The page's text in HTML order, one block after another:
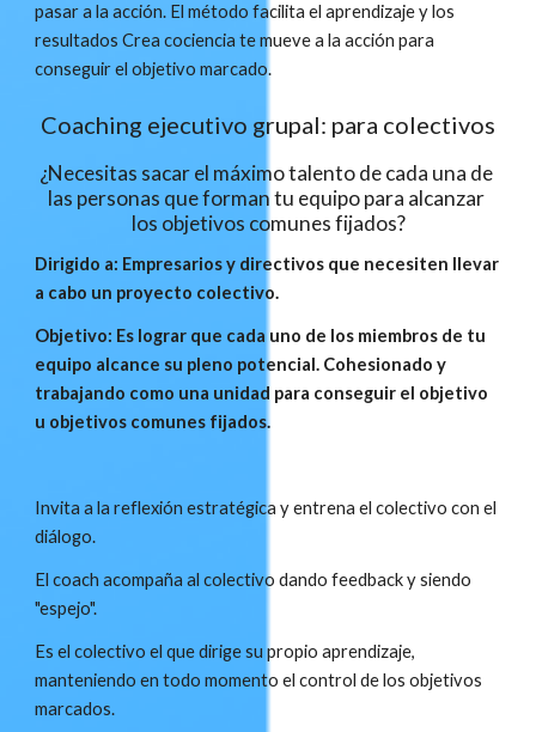
pasar a la acción. El método facilita el aprendizaje y los
resultados Crea cociencia te mueve a la acción para
conseguir el objetivo marcado.
Coaching ejecutivo grupal: para colectivos
¿Necesitas sacar el máximo talento de cada una de
las personas que forman tu equipo para alcanzar
los objetivos comunes fijados?
Dirigido a: Empresarios y directivos que necesiten llevar
a cabo un proyecto colectivo.
Objetivo: Es lograr que cada uno de los miembros de tu
equipo alcance su pleno potencial. Cohesionado y
trabajando como una unidad para conseguir el objetivo
u objetivos comunes fijados.
Invita a la reflexión estratégica y entrena el colectivo con el
diálogo.
El coach acompaña al colectivo dando feedback y siendo
"espejo".
Es el colectivo el que dirige su propio aprendizaje,
manteniendo en todo momento el control de los objetivos
marcados.